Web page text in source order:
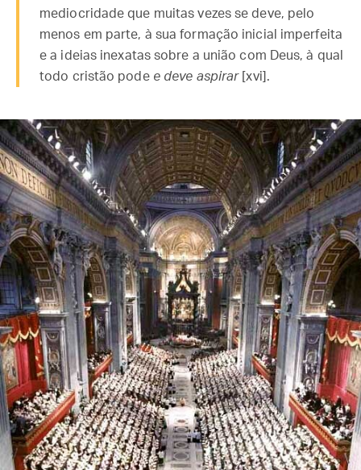
mediocridade que muitas vezes se deve, pelo
menos em parte, à sua formação inicial imperfeita
e a ideias inexatas sobre a união com Deus, à qual
todo cristão pode e deve aspirar[xvi].